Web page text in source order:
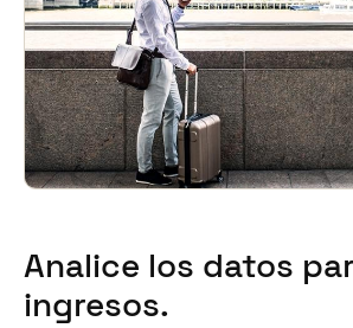
Analice los datos
ingresos.